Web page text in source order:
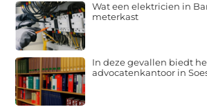
Wat een elektricien in
meterkast
In deze gevallen biedt
advocatenkantoor in